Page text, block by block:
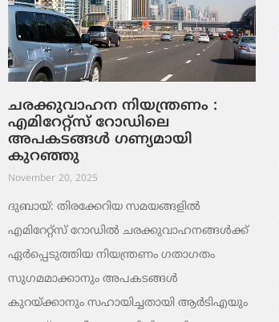
ചരക്കുവാഹന നിയന്ത്രണം :
എമിറേറ്റ്സ് റോഡിലെ
അപകടങ്ങൾ ഗണ്യമായി
കുറഞ്ഞു
November 20, 2025
ദുബായ്: തിരക്കേറിയ സമയങ്ങളിൽ
എമിറേറ്റ്സ് റോഡിൽ ചരക്കുവാഹനങ്ങൾക്ക്
ഏർപ്പെടുത്തിയ നിയന്ത്രണം ഗതാഗതം
സുഗമമാക്കാനും അപകടങ്ങൾ
കുറയ്ക്കാനും സഹായിച്ചതായി ആർടിഎയും